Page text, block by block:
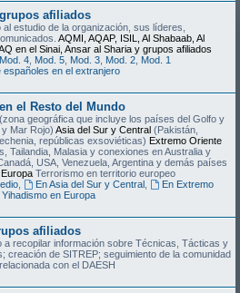
afiliados
al estudio de la organización, sus líderes,
AQMI, AQAP, ISIL, Al Shabaab, Al
en el Sinai, Ansar al Sharia y grupos afiliados
Mod. 4 Mod. 5 Mod. 3 Mod. 2 Mod. 1
en el extranjero
el Resto del Mundo
(zona geográfica que incluye los países del Golfo y
Mar Rojo) Asia del Sur y Central (Pakistán,
repúblicas exsoviéticas) Extremo Oriente
Tailandia, Malasia y conexiones en Australia y
USA, Venezuela, Argentina y demás países
Terrorismo en territorio europeo
, En Asia del Sur y Central,
En Extremo
Yihadismo en Europa
afiliados
a recopilar información sobre Técnicas, Tácticas y
creación de SITREP; seguimiento de la comunidad
con el DAESH